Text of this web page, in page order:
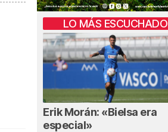
LO MÁS ESCUCHADO
Erik Morán: «Bielsa era
especial»